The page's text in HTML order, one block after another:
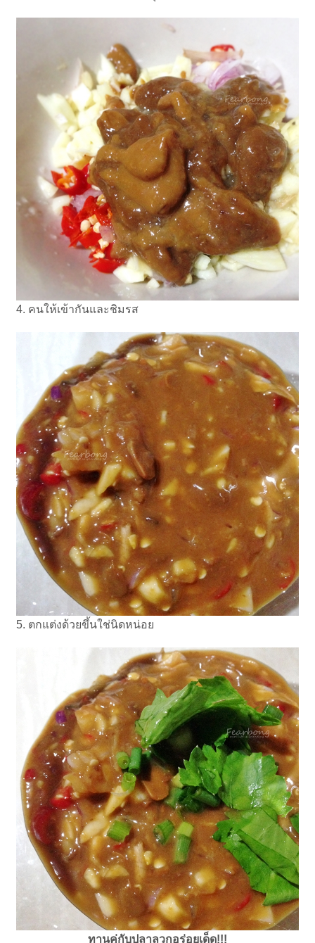
4. คนให้เข้ากันและชิมรส
5. ตกแต่งด้วยขึ้นใช่นิดหน่อย
ทานคู่กับปลาลวกอร่อยเด็ด!!!